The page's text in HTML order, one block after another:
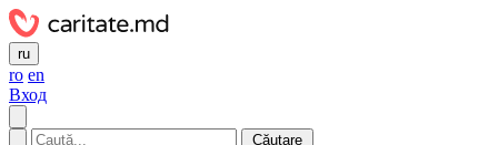
ru
ro en
Вход
Căutare